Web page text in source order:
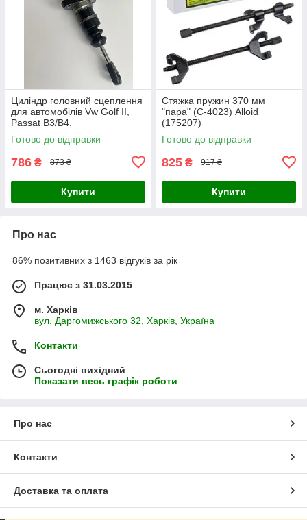
Циліндр головний сцеплення
для автомобілів Vw Golf II,
Passat B3/B4.
Готово до відправки
786 ₴ 873 ₴
Купити
Стяжка пружин 370 мм
"пара" (С-4023) Alloid
(175207)
Готово до відправки
825 ₴ 917 ₴
Купити
Про нас
86% позитивних з 1463 відгуків за рік
Працює з 31.03.2015
м. Харків
вул. Даргомижського 32, Харків, Україна
Контакти
Сьогодні вихідний
Показати весь графік роботи
Про нас
Контакти
Доставка та оплата